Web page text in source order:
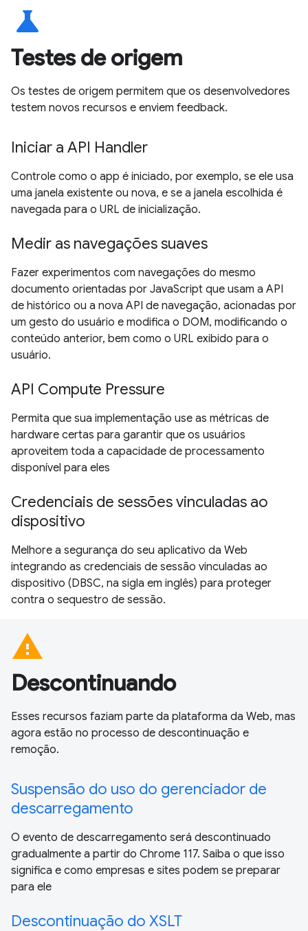
science
Testes de origem
Os testes de origem permitem que os desenvolvedores
testem novos recursos e enviem feedback.
Iniciar a API Handler
Controle como o app é iniciado, por exemplo, se ele usa
uma janela existente ou nova, e se a janela escolhida é
navegada para o URL de inicialização.
Medir as navegações suaves
Fazer experimentos com navegações do mesmo
documento orientadas por JavaScript que usam a API
de histórico ou a nova API de navegação, acionadas por
um gesto do usuário e modifica o DOM, modificando o
conteúdo anterior, bem como o URL exibido para o
usuário.
API Compute Pressure
Permita que sua implementação use as métricas de
hardware certas para garantir que os usuários
aproveitem toda a capacidade de processamento
disponível para eles
Credenciais de sessões vinculadas ao
dispositivo
Melhore a segurança do seu aplicativo da Web
integrando as credenciais de sessão vinculadas ao
dispositivo (DBSC, na sigla em inglês) para proteger
contra o sequestro de sessão.
warning
Descontinuando
Esses recursos faziam parte da plataforma da Web, mas
agora estão no processo de descontinuação e
remoção.
Suspensão do uso do gerenciador de
descarregamento
O evento de descarregamento será descontinuado
gradualmente a partir do Chrome 117. Saiba o que isso
significa e como empresas e sites podem se preparar
para ele
Descontinuação do XSLT